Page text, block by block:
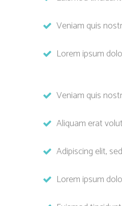
Veniam quis
Lorem ipsum
Veniam quis
Aliquam erat
Adipiscing elit,
Lorem ipsum